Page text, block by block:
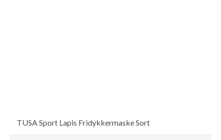
TUSA Sport Lapis Fridykkermaske Sort